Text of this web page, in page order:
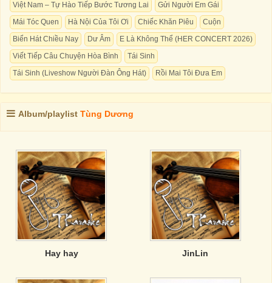
Việt Nam – Tự Hào Tiếp Bước Tương Lai
Gửi Người Em Gái
Mái Tóc Quen
Hà Nội Của Tôi Ơi Chiếc Khăn Piêu
Cuộn
Biển Hát Chiều Nay
Dư Âm
E Là Không Thể (HER CONCERT 2026)
Viết Tiếp Câu Chuyện Hòa Bình
Tái Sinh
Tái Sinh (Liveshow Người Đàn Ông Hát)
Rồi Mai Tôi Đưa Em
Album/playlist Tùng Dương
Hay hay JinLin